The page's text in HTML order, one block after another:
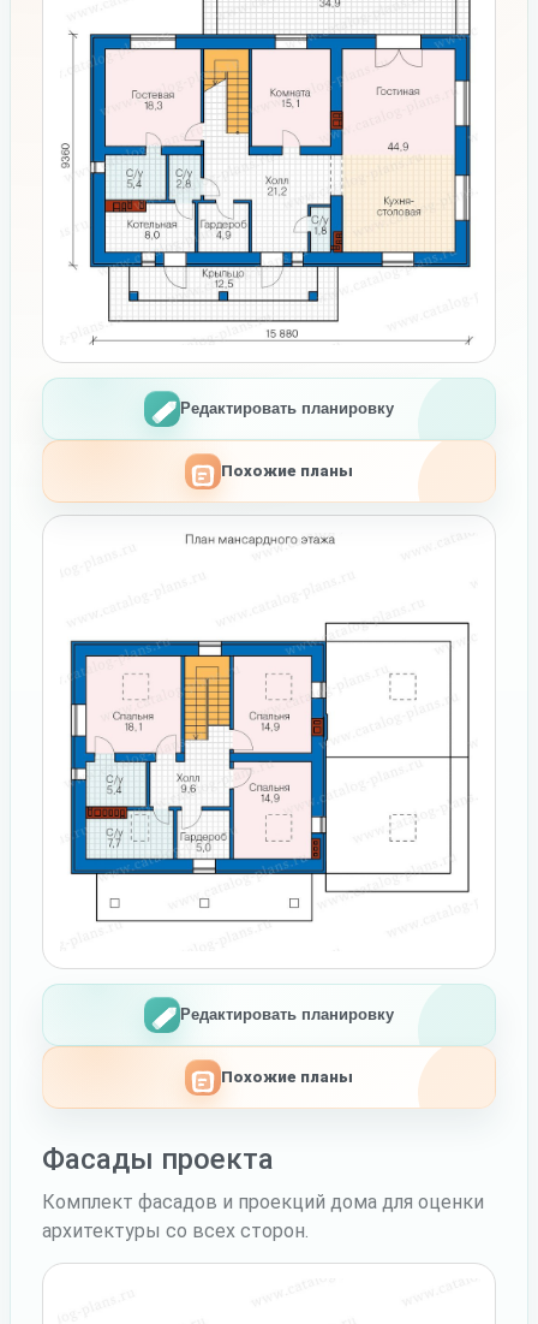
Редактировать планировку
Похожие планы
Редактировать планировку
Похожие планы
Фасады проекта
Комплект фасадов и проекций дома для оценки
архитектуры со всех сторон.